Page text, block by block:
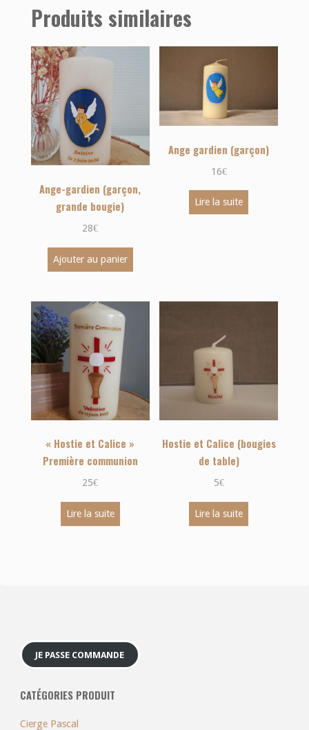
Produits similaires
Ange-gardien (garçon,
grande bougie)
28€
Ajouter au panier
Ange gardien (garçon)
16€
Lire la suite
« Hostie et Calice »
Première communion
25€
Lire la suite
Hostie et Calice (bougies
de table)
5€
Lire la suite
JE PASSE COMMANDE
CATÉGORIES PRODUIT
Cierge Pascal